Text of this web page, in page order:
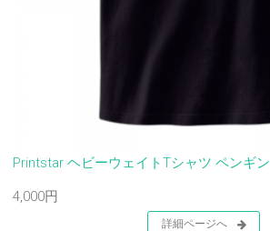
Printstar ヘビーウェイトTシャツ ペンギン
4,000円
詳細ページへ